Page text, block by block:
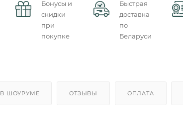
Бонусы и
скидки
при
покупке
Быстрая
доставка
по
Беларуси
В ШОУРУМЕ ОТЗЫВЫ ОПЛАТА